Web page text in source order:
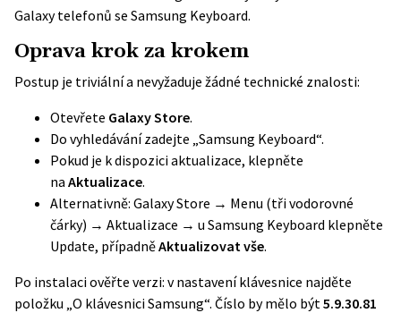
Galaxy telefonů se Samsung Keyboard.
Oprava krok za krokem
Postup je triviální a nevyžaduje žádné technické znalosti:
Otevřete Galaxy Store.
Do vyhledávání zadejte „Samsung Keyboard“.
Pokud je k dispozici aktualizace, klepněte
na Aktualizace.
Alternativně: Galaxy Store → Menu (tři vodorovné
čárky) → Aktualizace → u Samsung Keyboard klepněte
Update, případněAktualizovat vše.
Po instalaci ověřte verzi: v nastavení klávesnice najděte
položku „O klávesnici Samsung“. Číslo by mělo být5.9.30.81